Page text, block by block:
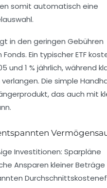
somit automatisch eine
in den geringen Gebühren
Ein typischer ETF
und 1 % jährlich, während
Die simple
das auch mit
Investitionen: Sparpläne
Ansparen kleiner Beträge